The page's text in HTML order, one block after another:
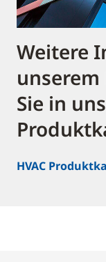
Weitere
Sie in
HVAC